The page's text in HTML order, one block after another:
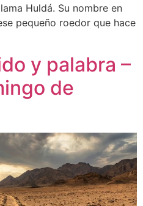
Huldá. Su nombre en
pequeño roedor que hace
y palabra –
de